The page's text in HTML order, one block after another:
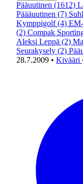
Pääuutinen (1612)
Päääuutinen (7) Suhl
Kymppigolf (4)
(2) Compak
Aleksi Leppä (2)
Seurakysely (2)
28.7.2009 • Kivääri